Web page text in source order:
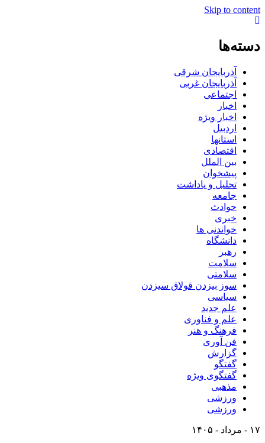
Skip to content
دسته‌ها
آذربایجان شرقی
آذربایجان غربی
اجتماعی
اخبار
اخبار ویژه
اردبیل
استانها
اقتصادی
بین الملل
پیشخوان
تحلیل و یاداشت
جامعه
حوادث
خبری
خواندنی ها
دانشگاه
رهبر
سلامت
سلامتی
سوز بیزدن قولاق سیزدن
سیاسی
علم جدید
علم و فناوری
فرهنگ و هنر
فن آوری
گزارش
گفتگو
گفتگوی ویژه
مذهبی
ورزشی
ورزشی
۱۷ - مرداد - ۱۴۰۵